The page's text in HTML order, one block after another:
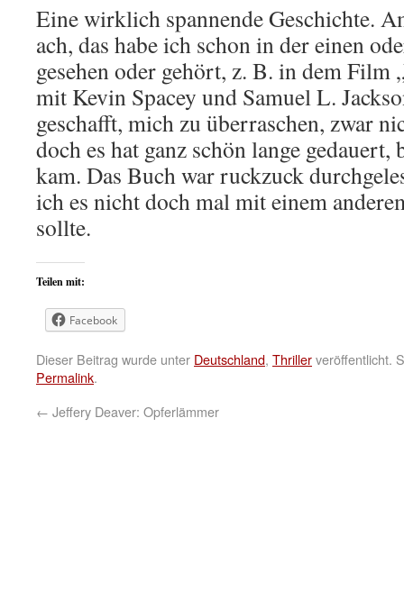
Eine wirklich spannende Geschichte.
ach, das habe ich schon in der einen
gesehen oder gehört, z. B. in dem Film
mit Kevin Spacey und Samuel L.
geschafft, mich zu überraschen, zwar
doch es hat ganz schön lange
kam. Das Buch war ruckzuck
ich es nicht doch mal mit einem
sollte.
Teilen mit:
Facebook
Dieser Beitrag wurde unter Deutschland, Thrillerveröffentlicht.
Permalink.
← Jeffery Deaver: Opferlämmer